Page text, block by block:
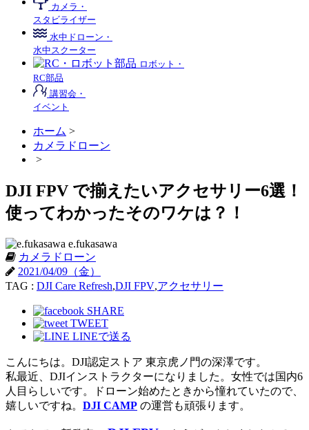
カメラ・
スタビライザー
水中ドローン・
水中スクーター
ロボット・
RC部品
講習会・
イベント
ホーム >
カメラドローン
>
DJI FPV で揃えたいアクセサリー6選！
使ってわかったそのワケは？！
e.fukasawa
カメラドローン
2021/04/09（金）
TAG : DJI Care Refresh,DJI FPV,アクセサリー
SHARE
TWEET
LINEで送る
こんにちは。DJI認定ストア 東京虎ノ門の深澤です。
私最近、DJIインストラクターになりました。女性では国内6
人目らしいです。ドローン始めたときから憧れていたので、
嬉しいですね。 DJI CAMP の運営も頑張ります。